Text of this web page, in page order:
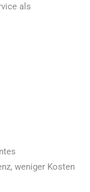
als
weniger Kosten